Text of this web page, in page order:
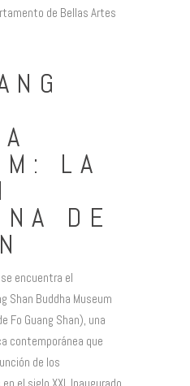
de Bellas Artes
LA
DE
encuentra el
Shan Buddha Museum
Fo Guang Shan), una
contemporánea que
de los